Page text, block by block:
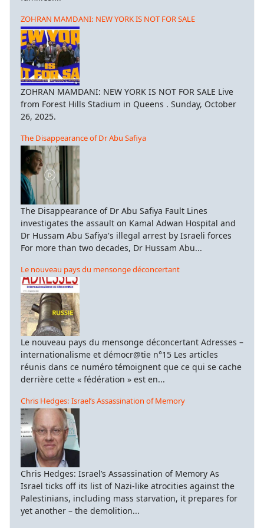
ZOHRAN MAMDANI: NEW YORK IS NOT FOR SALE
ZOHRAN MAMDANI: NEW YORK IS NOT FOR SALE Live
from Forest Hills Stadium in Queens . Sunday, October
26, 2025.
The Disappearance of Dr Abu Safiya
The Disappearance of Dr Abu Safiya Fault Lines
investigates the assault on Kamal Adwan Hospital and
Dr Hussam Abu Safiya's illegal arrest by Israeli forces
For more than two decades, Dr Hussam Abu...
Le nouveau pays du mensonge déconcertant
Le nouveau pays du mensonge déconcertant Adresses –
internationalisme et démocr@tie n°15 Les articles
réunis dans ce numéro témoignent que ce qui se cache
derrière cette « fédération » est en...
Chris Hedges: Israel’s Assassination of Memory
Chris Hedges: Israel’s Assassination of Memory As
Israel ticks off its list of Nazi-like atrocities against the
Palestinians, including mass starvation, it prepares for
yet another – the demolition...